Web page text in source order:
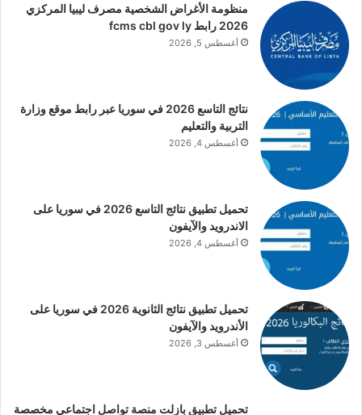
منظومة الأغراض الشخصية مصرف ليبيا المركزي
2026 رابط fcms cbl gov ly
أغسطس 5, 2026
نتائج التاسع 2026 في سوريا عبر رابط موقع وزارة
التربية والتعليم
أغسطس 4, 2026
تحميل تطبيق نتائج التاسع 2026 في سوريا على
الاندرويد والآيفون
أغسطس 4, 2026
تحميل تطبيق نتائج الثانوية 2026 في سوريا على
الأندرويد والآيفون
أغسطس 3, 2026
تحميل تطبيق بازلت منصة تواصل اجتماعي مخصصة